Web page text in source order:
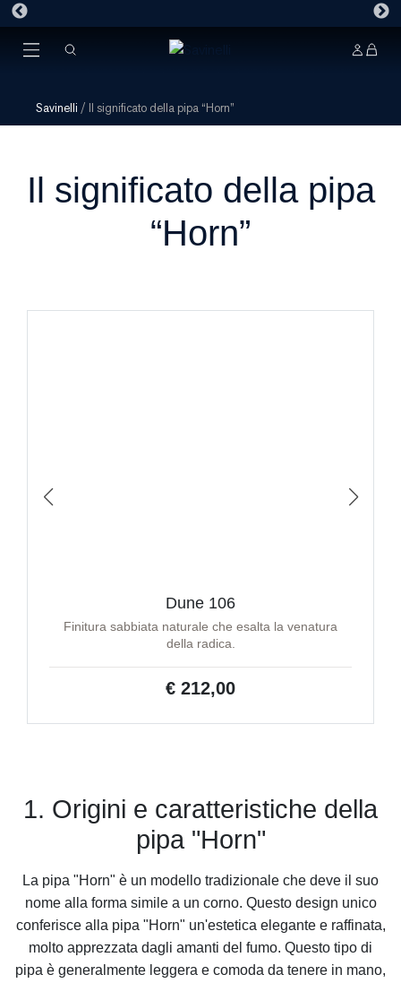
Savinelli / Il significato della pipa “Horn”
Il significato della pipa
“Horn”
Dune 106
Finitura sabbiata naturale che esalta la venatura
della radica.
€ 212,00
1. Origini e caratteristiche della
pipa "Horn"
La pipa "Horn" è un modello tradizionale che deve il suo
nome alla forma simile a un corno. Questo design unico
conferisce alla pipa "Horn" un'estetica elegante e raffinata,
molto apprezzata dagli amanti del fumo. Questo tipo di
pipa è generalmente leggera e comoda da tenere in mano,